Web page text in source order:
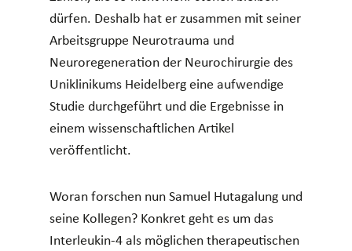
dürfen. Deshalb hat er zusammen mit seiner
Arbeitsgruppe Neurotrauma und
Neuroregeneration der Neurochirurgie des
Uniklinikums Heidelberg eine aufwendige
Studie durchgeführt und die Ergebnisse in
einem wissenschaftlichen Artikel
veröffentlicht.
Woran forschen nun Samuel Hutagalung und
seine Kollegen? Konkret geht es um das
Interleukin-4 als möglichen therapeutischen